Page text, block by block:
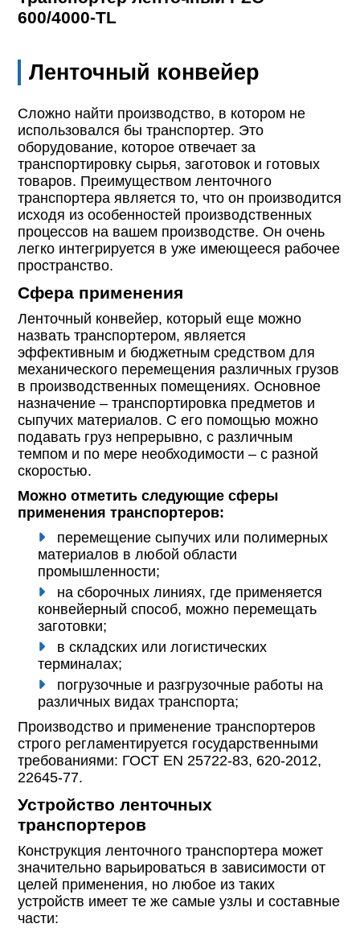
600/4000-TL
Ленточный конвейер
Сложно найти производство, в котором не
использовался бы транспортер. Это
оборудование, которое отвечает за
транспортировку сырья, заготовок и готовых
товаров. Преимуществом ленточного
транспортера является то, что он производится
исходя из особенностей производственных
процессов на вашем производстве. Он очень
легко интегрируется в уже имеющееся рабочее
пространство.
Сфера применения
Ленточный конвейер, который еще можно
назвать транспортером, является
эффективным и бюджетным средством для
механического перемещения различных грузов
в производственных помещениях. Основное
назначение – транспортировка предметов и
сыпучих материалов. С его помощью можно
подавать груз непрерывно, с различным
темпом и по мере необходимости – с разной
скоростью.
Можно отметить следующие сферы
применения транспортеров:
перемещение сыпучих или полимерных
материалов в любой области
промышленности;
на сборочных линиях, где применяется
конвейерный способ, можно перемещать
заготовки;
в складских или логистических
терминалах;
погрузочные и разгрузочные работы на
различных видах транспорта;
Производство и применение транспортеров
строго регламентируется государственными
требованиями: ГОСТ EN 25722-83, 620-2012,
22645-77.
Устройство ленточных
транспортеров
Конструкция ленточного транспортера может
значительно варьироваться в зависимости от
целей применения, но любое из таких
устройств имеет те же самые узлы и составные
части: